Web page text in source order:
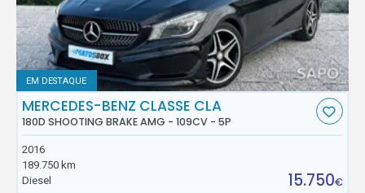
EM DESTAQUE
MERCEDES-BENZ CLASSE CLA
180D SHOOTING BRAKE AMG - 109CV - 5P
2016
189.750 km
Diesel
15.750€